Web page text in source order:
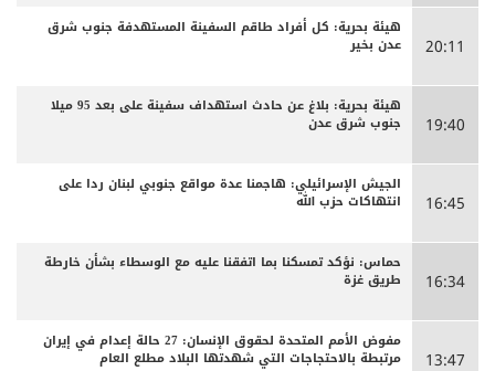
20:11
هيئة بحرية: كل أفراد طاقم السفينة المستهدفة جنوب شرق
عدن بخير
19:40
هيئة بحرية: بلاغ عن حادث استهداف سفينة على بعد 95 ميلا
جنوب شرق عدن
16:45
الجيش الإسرائيلي: هاجمنا عدة مواقع جنوبي لبنان ردا على
انتهاكات حزب الله
16:34
حماس: نؤكد تمسكنا بما اتفقنا عليه مع الوسطاء بشأن خارطة
طريق غزة
13:47
مفوض الأمم المتحدة لحقوق الإنسان: 27 حالة إعدام في إيران
مرتبطة بالاحتجاجات التي شهدتها البلاد مطلع العام